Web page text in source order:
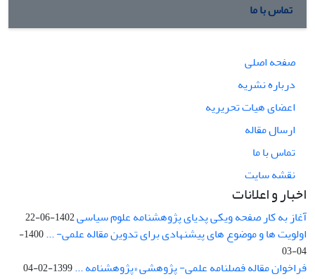
تماس با ما
صفحه اصلی
درباره نشریه
اعضای هیات تحریریه
ارسال مقاله
تماس با ما
نقشه سایت
اخبار و اعلانات
آغاز به کار صفحه ویکی پدیای پژوهشنامه علوم سیاسی1402-06-22
اولویت ها و موضوع های پیشنهادی برای تدوین مقاله علمی- ...
1400-
04-03
فراخوان مقاله فصلنامه علمی- پژوهشی «پژوهشنامه ...1399-02-04